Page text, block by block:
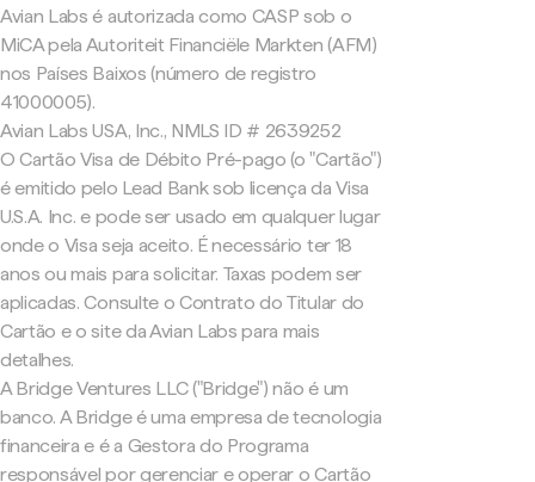
Avian Labs é autorizada como CASP sob o
MiCA pela Autoriteit Financiële Markten (AFM)
nos Países Baixos (número de registro
41000005).
Avian Labs USA, Inc., NMLS ID # 2639252
O Cartão Visa de Débito Pré-pago (o "Cartão")
é emitido pelo Lead Bank sob licença da Visa
U.S.A. Inc. e pode ser usado em qualquer lugar
onde o Visa seja aceito. É necessário ter 18
anos ou mais para solicitar. Taxas podem ser
aplicadas. Consulte o Contrato do Titular do
Cartão e o site da Avian Labs para mais
detalhes.
A Bridge Ventures LLC ("Bridge") não é um
banco. A Bridge é uma empresa de tecnologia
financeira e é a Gestora do Programa
responsável por gerenciar e operar o Cartão